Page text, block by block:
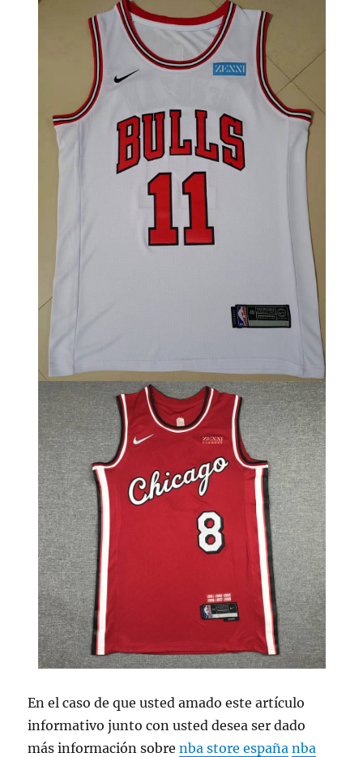
En el caso de que usted amado este artículo
informativo junto con usted desea ser dado
más información sobrenba store españa nba